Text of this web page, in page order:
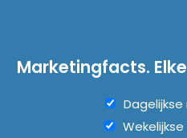
Marketingfacts.